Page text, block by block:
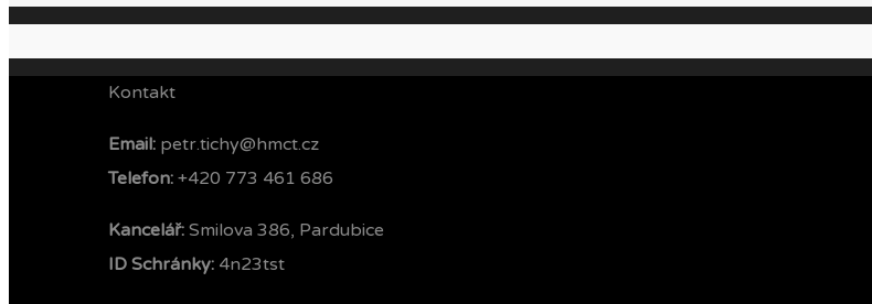
Kontakt
Email: petr.tichy@hmct.cz
Telefon: ‭ +420 773 461 686‬
Kancelář: Smilova 386, Pardubice
ID Schránky: 4n23tst